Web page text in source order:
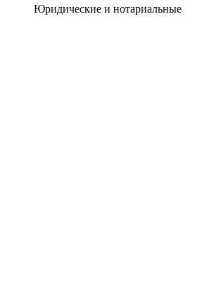
Юридические и нотариальные